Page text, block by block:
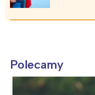
Polecamy